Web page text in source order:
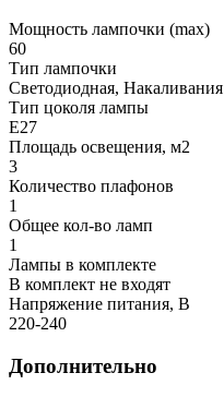
Мощность лампочки (max)
60
Тип лампочки
Светодиодная, Накаливания
Тип цоколя лампы
E27
Площадь освещения, м2
3
Количество плафонов
1
Общее кол-во ламп
1
Лампы в комплекте
В комплект не входят
Напряжение питания, В
220-240
Дополнительно